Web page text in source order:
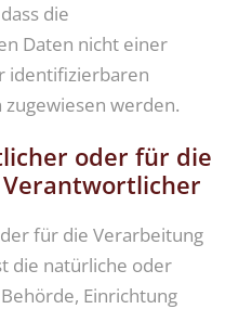
die
Daten nicht einer
identifizierbaren
werden.
oder für die
für die Verarbeitung
die natürliche oder
Einrichtung